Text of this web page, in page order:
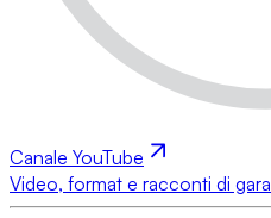
Canale YouTube
Video, format e racconti di gara